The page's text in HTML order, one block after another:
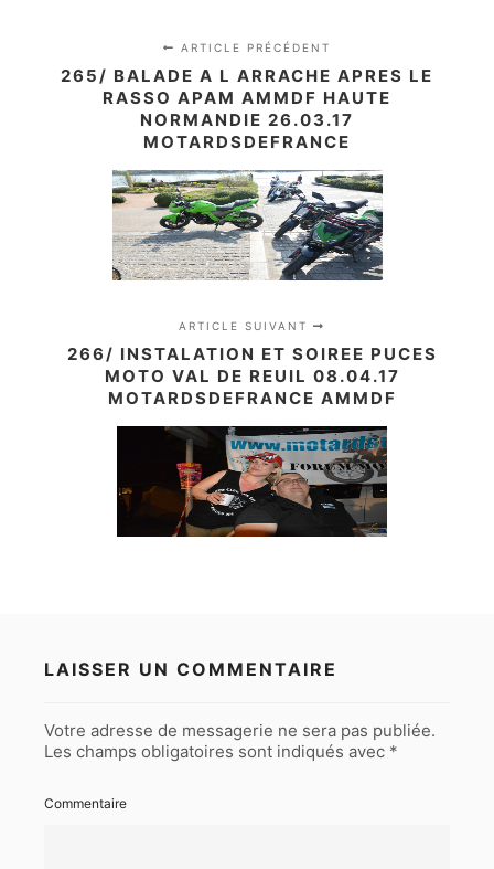
ARTICLE PRÉCÉDENT
265/ BALADE A L ARRACHE APRES LE
RASSO APAM AMMDF HAUTE
NORMANDIE 26.03.17
MOTARDSDEFRANCE
ARTICLE SUIVANT
266/ INSTALATION ET SOIREE PUCES
MOTO VAL DE REUIL 08.04.17
MOTARDSDEFRANCE AMMDF
LAISSER UN COMMENTAIRE
Votre adresse de messagerie ne sera pas publiée.
Les champs obligatoires sont indiqués avec *
Commentaire